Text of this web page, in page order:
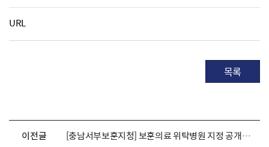
URL
목록
이전글 [충남서부보훈지청] 보훈의료 위탁병원 지정 공개모집 공고(충남도내)